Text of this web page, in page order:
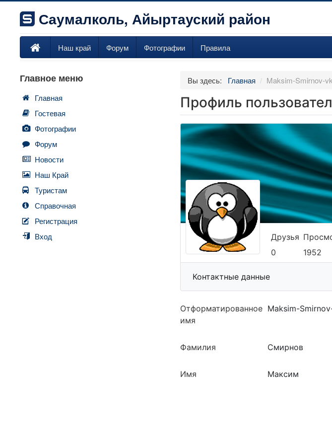
Саумалколь, Айыртауский район
Наш край Форум Фотографии Правила
Главное меню
Главная
Гостевая
Фотографии
Форум
Новости
Наш Край
Туристам
Справочная
Регистрация
Вход
Вы здесь: Главная / Maksim-Smirnov-
Профиль
Друзья
0
1952
Контактные данные
Отформатированное
имя
Maksim-
Фамилия Смирнов
Имя Максим